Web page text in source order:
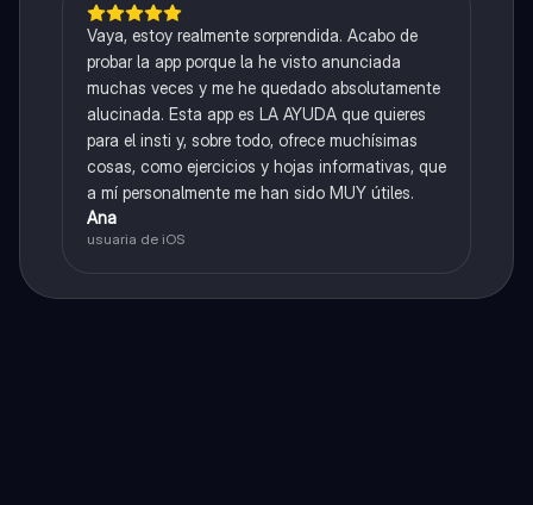
Vaya, estoy realmente sorprendida. Acabo de
probar la app porque la he visto anunciada
muchas veces y me he quedado absolutamente
alucinada. Esta app es LA AYUDA que quieres
para el insti y, sobre todo, ofrece muchísimas
cosas, como ejercicios y hojas informativas, que
a mí personalmente me han sido MUY útiles.
Ana
usuaria de iOS